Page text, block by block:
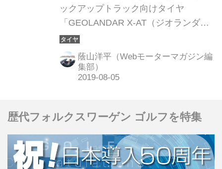
ックアップトラック向けタイヤ
「GEOLANDAR X-AT（ジオランダー
エックスエーティ）」の発表会と、さ
らに試走会も同時に開催した。
蔭山洋平（Webモーターマガジン編
集部）
歴代フォルクスワーゲン ゴルフを特集